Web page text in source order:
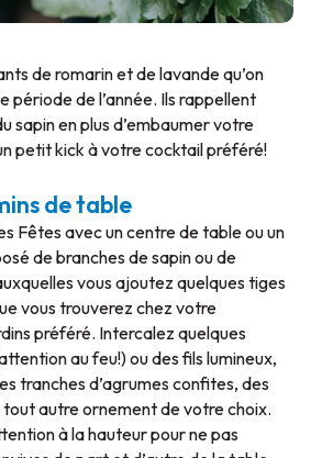
de romarin et de lavande qu’on
période de l’année. Ils rappellent
sapin en plus d’embaumer votre
petit kick à votre cocktail préféré!
de table
Fêtes avec un centre de table ou un
de branches de sapin ou de
vous ajoutez quelques tiges
vous trouverez chez votre
préféré. Intercalez quelques
au feu!) ou des fils lumineux,
tranches d’agrumes confites, des
autre ornement de votre choix.
à la hauteur pour ne pas